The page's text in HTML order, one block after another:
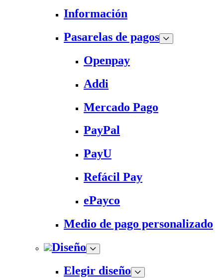
Información
Pasarelas de pagos
Openpay
Addi
Mercado Pago
PayPal
PayU
Refácil Pay
ePayco
Medio de pago personalizado
Diseño
Elegir diseño